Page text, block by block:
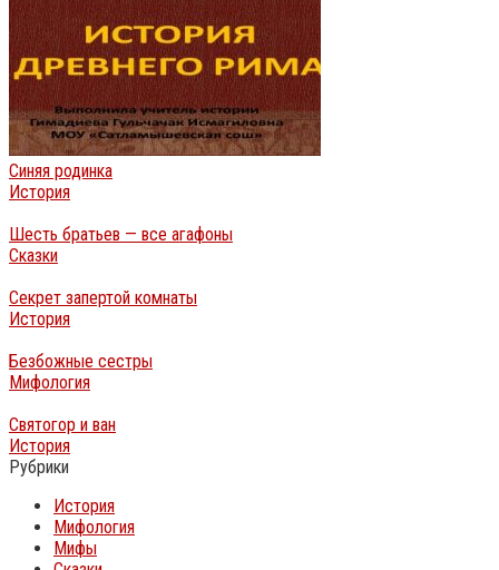
Синяя родинка
История
Шесть братьев — все агафоны
Сказки
Секрет запертой комнаты
История
Безбожные сестры
Мифология
Святогор и ван
История
Рубрики
История
Мифология
Мифы